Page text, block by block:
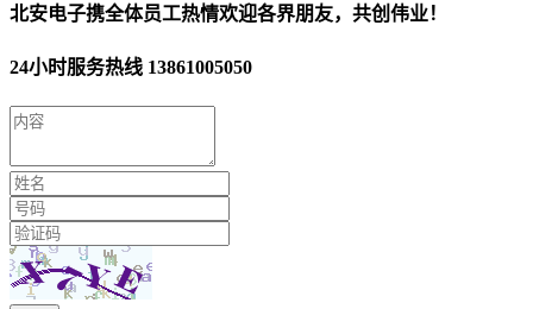
北安电子携全体员工热情欢迎各界朋友，共创伟业！
24小时服务热线 13861005050